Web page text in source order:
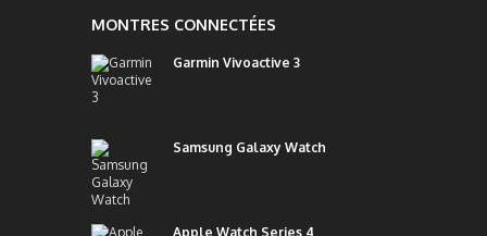
MONTRES CONNECTÉES
Garmin Vivoactive 3
Samsung Galaxy Watch
Apple Watch Series 4